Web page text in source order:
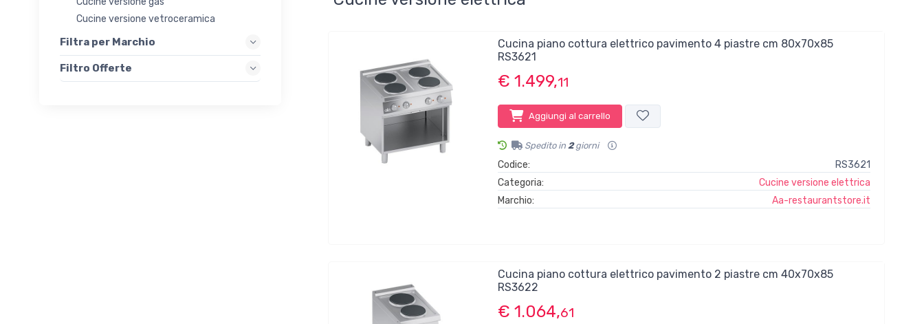
Cucine versione vetroceramica
Filtra per Marchio
Filtro Offerte
Cucina piano cottura elettrico pavimento 4 piastre cm 80x70x85
RS3621
€ 1.499,11
Aggiungi al carrello
Spedito in 2giorni
Codice:
RS3621
Categoria:
Cucine versione elettrica
Marchio:
Aa-restaurantstore.it
Cucina piano cottura elettrico pavimento 2 piastre cm 40x70x85
RS3622
€ 1.064,61